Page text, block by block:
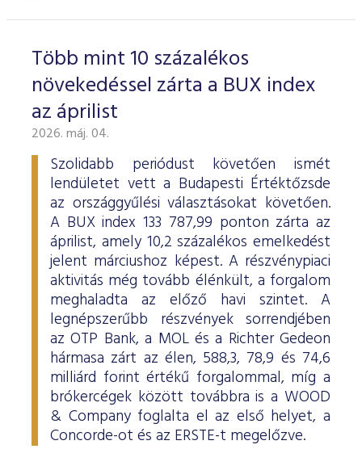
Több mint 10 százalékos
növekedéssel zárta a BUX index
az áprilist
2026. máj. 04.
Szolidabb periódust követően ismét
lendületet vett a Budapesti Értéktőzsde
az országgyűlési választásokat követően.
A BUX index 133 787,99 ponton zárta az
áprilist, amely 10,2 százalékos emelkedést
jelent márciushoz képest. A részvénypiaci
aktivitás még tovább élénkült, a forgalom
meghaladta az előző havi szintet. A
legnépszerűbb részvények sorrendjében
az OTP Bank, a MOL és a Richter Gedeon
hármasa zárt az élen, 588,3, 78,9 és 74,6
milliárd forint értékű forgalommal, míg a
brókercégek között továbbra is a WOOD
& Company foglalta el az első helyet, a
Concorde-ot és az ERSTE-t megelőzve.